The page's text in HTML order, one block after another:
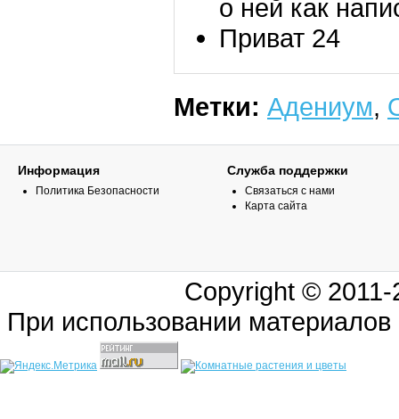
о ней как
Приват 24
Метки: Адениум,
Информация
Политика Безопасности
Служба поддержки
Связаться с нами
Карта сайта
Copyright ©
При использовании